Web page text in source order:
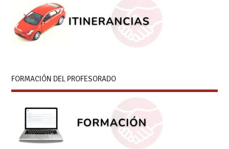
FORMACIÓN DEL PROFESORADO